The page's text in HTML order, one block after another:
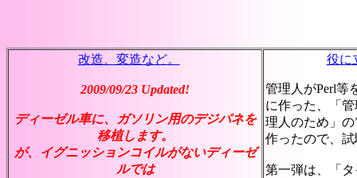
改造、変造など。
2009/09/23 Updated!
ディーゼル車に、ガソリン用のデジパネを
移植します。
が、イグニッションコイルがないディーゼ
ルでは
役に
管理人がPerl等
に作った、「
理人のため」
作ったので、
第一弾は、「